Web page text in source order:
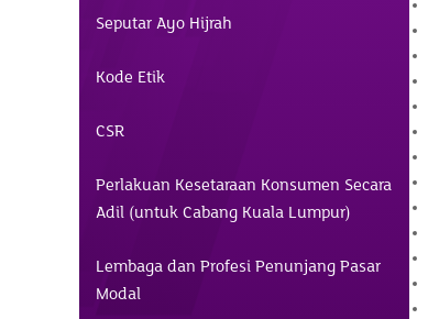
Seputar Ayo Hijrah
Kode Etik
CSR
Perlakuan Kesetaraan Konsumen Secara
Adil (untuk Cabang Kuala Lumpur)
Lembaga dan Profesi Penunjang Pasar
Modal